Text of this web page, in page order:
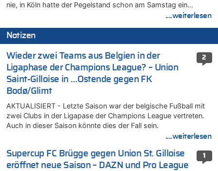
nie, in Köln hatte der Pegelstand schon am Samstag ein…
....weiterlesen
Notizen
2
Wieder zwei Teams aus Belgien in der
Ligaphase der Champions League? – Union
Saint-Gilloise in …Ostende gegen FK
Bodø/Glimt
AKTUALISIERT - Letzte Saison war der belgische Fußball mit
zwei Clubs in der Ligapase der Champions League vertreten.
Auch in dieser Saison könnte dies der Fall sein.
....weiterlesen
1
Supercup FC Brügge gegen Union St. Gilloise
eröffnet neue Saison – DAZN und Pro League